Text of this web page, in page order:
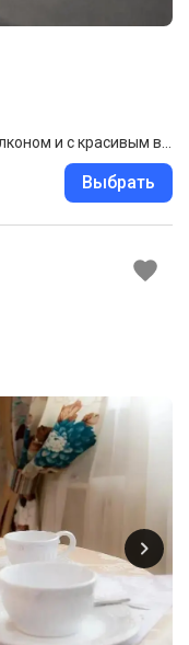
Двухместный номер Стандартный с балконом и с красивым видом из окна 2 отдельные кровати
Выбрать